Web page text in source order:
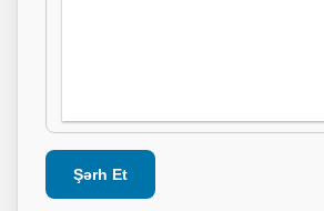
Şərh Et